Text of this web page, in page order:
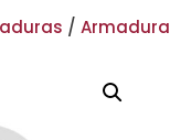
/ Armadura